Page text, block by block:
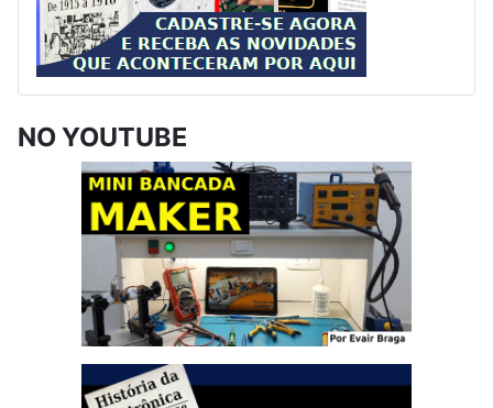
NO YOUTUBE